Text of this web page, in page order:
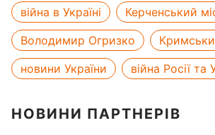
війна в Україні
Керченський
Володимир Огризко
новини України
війна Росії та
НОВИНИ ПАРТНЕРІВ